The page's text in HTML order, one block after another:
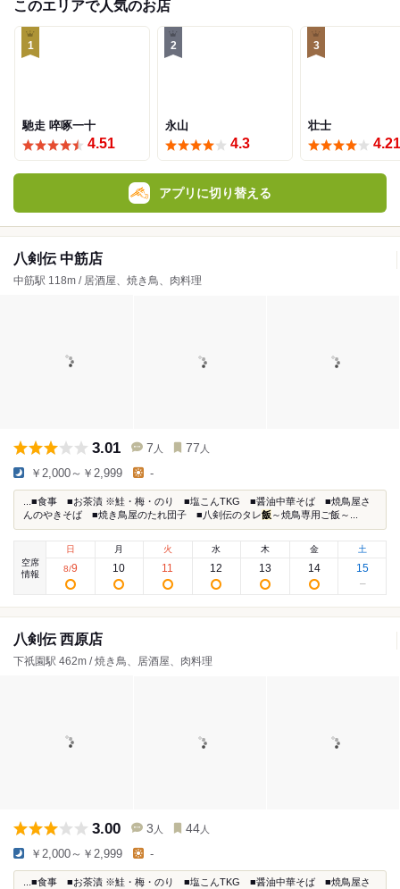
このエリアで人気のお店
1
馳走 啐啄一十
4.51
2
永山
4.3
3
壮士
4.21
アプリに切り替える
八剣伝 中筋店
中筋駅 118m / 居酒屋、焼き鳥、肉料理
3.01 7 人 77 人
￥2,000～￥2,999 -
...■食事 ■お茶漬 ※鮭・梅・のり ■塩こんTKG ■醤油中華そば ■焼鳥屋さ
んのやきそば ■焼き鳥屋のたれ団子 ■八剣伝のタレ飯 ～焼鳥専用ご飯～...
空席
情報
日
8/9
月
10
火
11
水
12
木
13
金
14
土
15
八剣伝 西原店
下祇園駅 462m / 焼き鳥、居酒屋、肉料理
3.00 3 人 44 人
￥2,000～￥2,999 -
...■食事 ■お茶漬 ※鮭・梅・のり ■塩こんTKG ■醤油中華そば ■焼鳥屋さ